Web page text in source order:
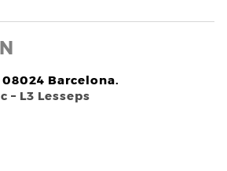
08024 Barcelona.
– L3 Lesseps